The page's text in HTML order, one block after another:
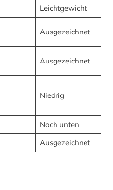
Leichtgewicht
Ausgezeichnet
Ausgezeichnet
Niedrig
Nach unten
Ausgezeichnet